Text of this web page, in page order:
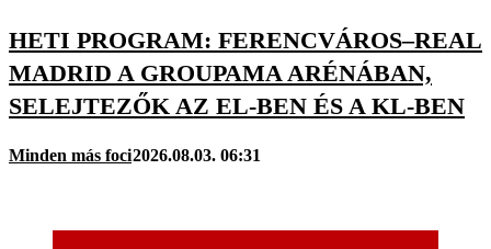
HETI PROGRAM: FERENCVÁROS–REAL
MADRID A GROUPAMA ARÉNÁBAN,
SELEJTEZŐK AZ EL-BEN ÉS A KL-BEN
Minden más foci2026.08.03. 06:31